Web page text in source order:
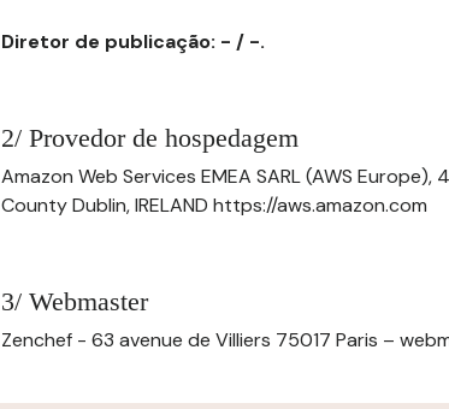
Diretor de publicação: - / -.
2/ Provedor de hospedagem
Amazon Web Services EMEA SARL (AWS
County Dublin, IRELAND https://aws.amazon.com
3/ Webmaster
Zenchef - 63 avenue de Villiers 75017 Paris –